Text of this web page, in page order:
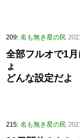
209: 名も無き星の民
全部フルオで1
ょ
どんな設定だよ
215: 名も無き星の民